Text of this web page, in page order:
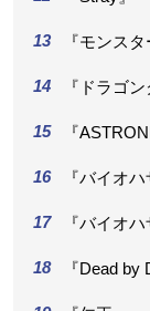
『モンス
『ドラゴ
『
『バイオ
『バイオハ
『Dead by